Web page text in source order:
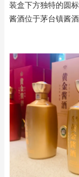
装盒下方独特的圆
酱酒位于茅台镇酱